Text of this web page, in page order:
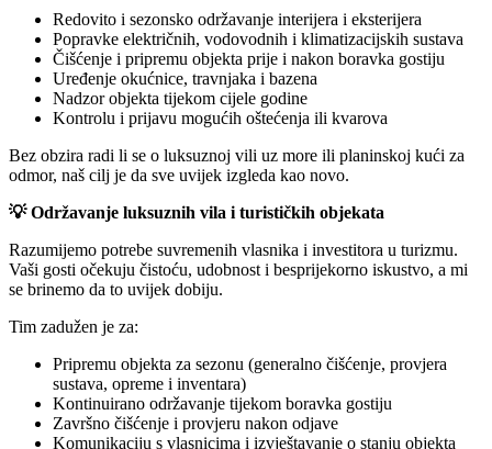
Redovito i sezonsko održavanje interijera i eksterijera
Popravke električnih, vodovodnih i klimatizacijskih sustava
Čišćenje i pripremu objekta prije i nakon boravka gostiju
Uređenje okućnice, travnjaka i bazena
Nadzor objekta tijekom cijele godine
Kontrolu i prijavu mogućih oštećenja ili kvarova
Bez obzira radi li se o luksuznoj vili uz more ili planinskoj kući za
odmor, naš cilj je da sve uvijek izgleda kao novo.
💡 Održavanje luksuznih vila i turističkih objekata
Razumijemo potrebe suvremenih vlasnika i investitora u turizmu.
Vaši gosti očekuju čistoću, udobnost i besprijekorno iskustvo, a mi
se brinemo da to uvijek dobiju.
Tim zadužen je za:
Pripremu objekta za sezonu (generalno čišćenje, provjera
sustava, opreme i inventara)
Kontinuirano održavanje tijekom boravka gostiju
Završno čišćenje i provjeru nakon odjave
Komunikaciju s vlasnicima i izvještavanje o stanju objekta